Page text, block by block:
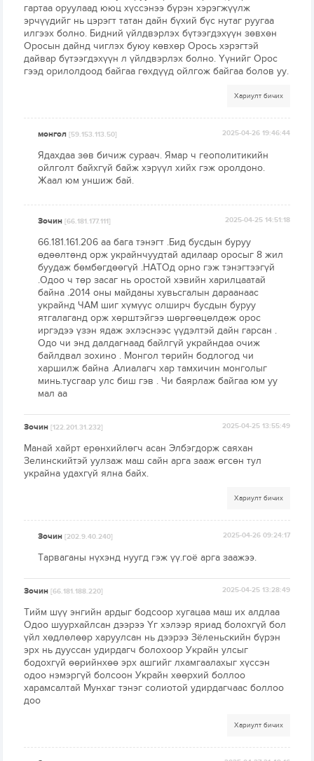
гартаа оруулаад ююц хүссэнээ бүрэн хэрэгжүүлж
эрчүүдийг нь цэрэгт татан дайн бүхий бүс нутаг руугаа
илгээх болно. Бидний үйлдвэрлэх бүтээгдэхүүн зөвхөн
Оросын дайнд чиглэх буюу көвхөр Орось хэрэгтэй
дайвар бүтээгдэхүүн л үйлдвэрлэх болно. Үүнийг Орос
гээд орилолдоод байгаа гөхдүүд ойлгож байгаа болов уу.
Хариулт бичих
монгол[59.153.113.50] 2025-04-26 19:46:44
Ядахдаа зөв бичиж сураач. Ямар ч геополитикийн
ойлголт байхгүй байж хэрүүл хийх гэж оролдоно.
Жаал юм уншиж бай.
Зочин[66.181.177.111] 2025-04-25 14:51:18
66.181.161.206 аа бага тэнэгт .Бид бусдын буруу
өдөөлтөнд орж украйнчуудтай адилаар оросыг 8 жил
буудаж бөмбөгдөөгүй .НАТОд орно гэж тэнэгтээгүй
.Одоо ч төр засаг нь оростой хэвийн харилцаатай
байна .2014 оны майданы хувьсгалын дараанаас
украйнд ЧАМ шиг хүмүүс олширч бусдын буруу
ятгалаганд орж хөрштэйгээ шөргөөцөлдөж орос
иргэдээ үзэн ядаж эхлэснээс үүдэлтэй дайн гарсан .
Одо чи энд далдагнаад байлгүй украйндаа очиж
байлдвал зохино . Монгол төрийн бодлогод чи
харшилж байна .Алиалагч хар тамхичин монголыг
минь.тусгаар улс биш гэв . Чи баярлаж байгаа юм уу
мал аа
Зочин[122.201.31.232] 2025-04-25 13:55:49
Манай хайрт ерөнхийлөгч асан Элбэгдорж саяхан
Зелинскийтэй уулзаж маш сайн арга зааж өгсөн тул
украйна удахгүй ялна байх.
Хариулт бичих
Зочин[202.9.40.240] 2025-04-26 09:24:17
Тарваганы нүхэнд нуугд гэж үү.гоё арга заажээ.
Зочин[66.181.188.220] 2025-04-25 13:28:49
Тийм шүү энгийн ардыг бодсоор хугацаа маш их алдлаа
Одоо шуурхайлсан дээрээ Үг хэлээр яриад болохгүй бол
үйл хөдлөлөөр харуулсан нь дээрээ Зёленьскийн бүрэн
эрх нь дууссан удирдагч болохоор Украйн улсыг
бодохгүй өөрийнхөө эрх ашгийг лхамгаалахыг хүссэн
одоо нэмэргүй болсоон Украйн хөөрхий боллоо
харамсалтай Мунхаг тэнэг солиотой удирдагчаас боллоо
доо
Хариулт бичих